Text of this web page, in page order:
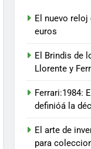
El nuevo reloj
euros
El Brindis de
Llorente y
Ferrari:1984:
definióá la
El arte de
para